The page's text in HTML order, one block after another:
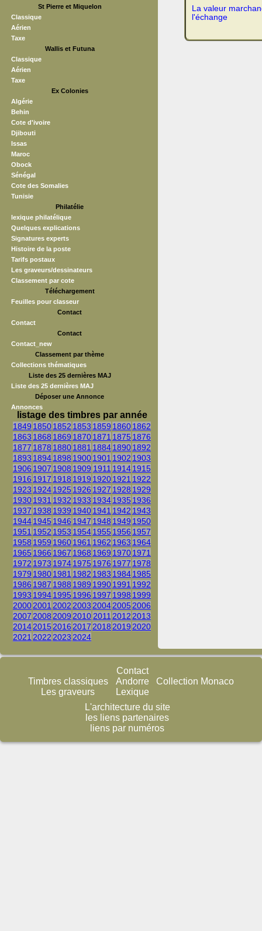
St Pierre et Miquelon
Classique
Aérien
Taxe
Wallis et Futuna
Classique
Aérien
Taxe
Ex Colonies
Algérie
Behin
Cote d'ivoire
Djibouti
Issas
Maroc
Obock
Sénégal
Cote des Somalies
Tunisie
Philatélie
lexique philatélique
Quelques explications
Signatures experts
Histoire de la poste
Tarifs postaux
Les graveurs/dessinateurs
Classement par cote
Téléchargement
Feuilles pour classeur
Contact
Contact
Contact
Contact_new
Classement par thème
Collections thématiques
Liste des 25 dernières MAJ
Liste des 25 dernières MAJ
Déposer une Annonce
Annonces
listage des timbres par année
1849 18501852 1853 1859 18601862
1863 1868 1869 18701871 1875 1876
1877 1878 18801881 188418901892
1893 18941898 19001901 1902 1903
1906 1907 1908 1909 1911 19141915
1916 1917 1918 1919 19201921 1922
1923 19241925 1926 1927 1928 1929
19301931 1932 1933 19341935 1936
1937 1938 1939 19401941 1942 1943
19441945 1946 1947 1948 1949 1950
1951 1952 1953 19541955 1956 1957
1958 1959 19601961 1962 1963 1964
1965 1966 1967 1968 1969 19701971
1972 1973 19741975 1976 1977 1978
1979 19801981 1982 1983 19841985
1986 1987 1988 1989 19901991 1992
1993 19941995 1996 1997 1998 1999
20002001 2002 2003 20042005 2006
2007 2008 2009 2010 2011 2012 2013
20142015 2016 2017 2018 2019 2020
2021 2022 2023 2024
La valeur
l'échange
Timbres classiques
Les graveurs
Contact
Andorre
Lexique
Collection Monaco
L'architecture du site
les liens partenaires
liens par numéros